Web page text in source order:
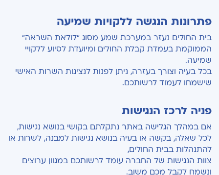
פתרונות הנגשה ללקויות שמיעה
בית החולים נעזר במערכת שמע מסוג "לולאת השראה"
הממוקמת בעמדת קבלת החולים ומיועדת לסיוע ללקויי
שמיעה.
בכל בעיה וצורך בעזרה, ניתן לפנות לנציגות השרות האישי
שישמחו לעמוד לרשותכם.
פניה לרכז הנגישות
אם במהלך הגלישה באתר נתקלתם בקושי בנושא נגישות,
לכל שאלה, בקשה או בעיה בנושא נגישות למבנה, לשרות או
להתנהלות בבית החולים,
צוות הנגישות של החברה עומד לרשותכם במגוון ערוצים
ונשמח לקבל מכם משוב.